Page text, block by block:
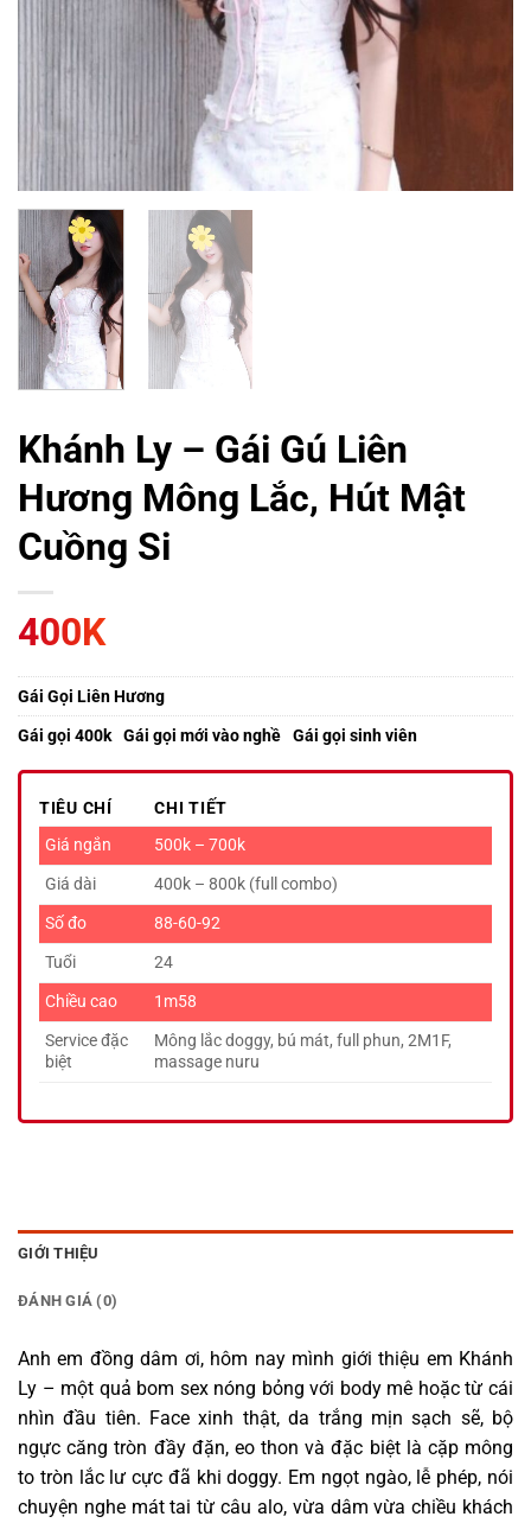
Khánh Ly – Gái Gú Liên
Hương Mông Lắc, Hút Mật
Cuồng Si
400K
Gái Gọi Liên Hương
Gái gọi 400k Gái gọi mới vào nghề Gái gọi sinh viên
TIÊU CHÍ
CHI TIẾT
Giá ngắn
500k – 700k
Giá dài
400k – 800k (full combo)
Số đo
88-60-92
Tuổi
24
Chiều cao
1m58
Service đặc
biệt
Mông lắc doggy, bú mát, full phun, 2M1F,
massage nuru
GIỚI THIỆU
ĐÁNH GIÁ (0)
Anh em đồng dâm ơi, hôm nay mình giới thiệu em Khánh
Ly – một quả bom sex nóng bỏng với body mê hoặc từ cái
nhìn đầu tiên. Face xinh thật, da trắng mịn sạch sẽ, bộ
ngực căng tròn đầy đặn, eo thon và đặc biệt là cặp mông
to tròn lắc lư cực đã khi doggy. Em ngọt ngào, lễ phép, nói
chuyện nghe mát tai từ câu alo, vừa dâm vừa chiều khách